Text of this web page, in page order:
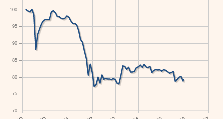
70
75
80
85
90
95
100